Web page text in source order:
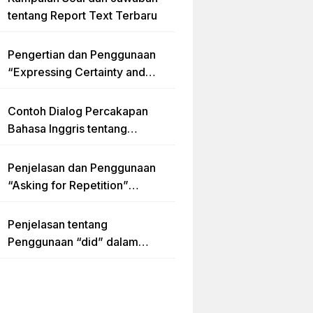
tentang Report Text Terbaru
Pengertian dan Penggunaan
“Expressing Certainty and
Contoh Dialog Percakapan
Bahasa Inggris tentang
Artinya
Penjelasan dan Penggunaan
“Asking for Repetition”
dan Latihan Soal
Penjelasan tentang
Penggunaan “did” dalam